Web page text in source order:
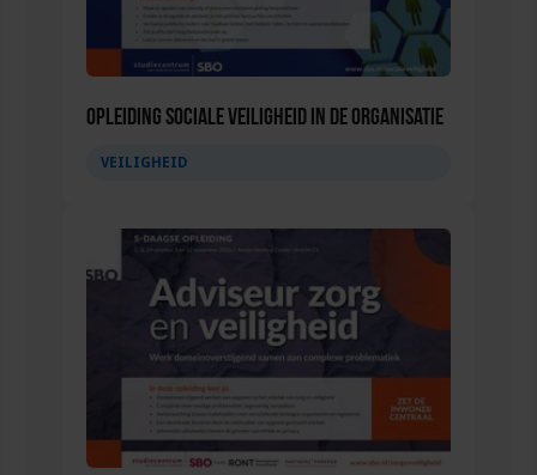
Opleiding Sociale Veiligheid in de Organisatie
VEILIGHEID